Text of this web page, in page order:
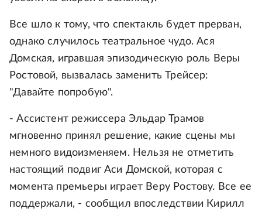
Все шло к тому, что спектакль будет прерван,
однако случилось театральное чудо. Ася
Домская, игравшая эпизодическую роль Веры
Ростовой, вызвалась заменить Трейсер:
"Давайте попробую".
- Ассистент режиссера Эльдар Трамов
мгновенно принял решение, какие сцены мы
немного видоизменяем. Нельзя не отметить
настоящий подвиг Аси Домской, которая с
момента премьеры играет Веру Ростову. Все ее
поддержали, - сообщил впоследствии Кирилл